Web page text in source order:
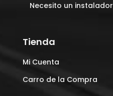
Necesito un instalador
Tienda
Mi Cuenta
Carro de la Compra